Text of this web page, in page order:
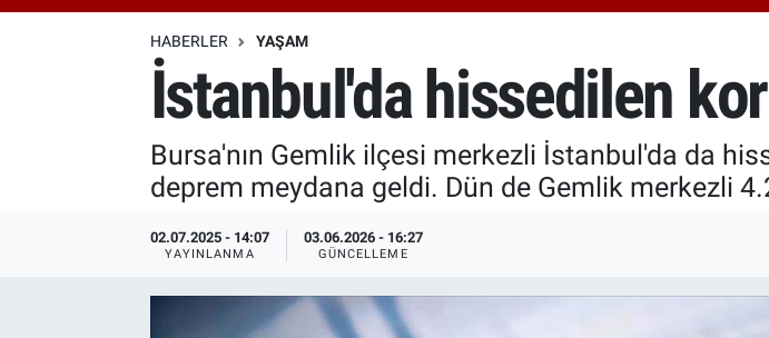
HABERLER YAŞAM
İstanbul'da hissedilen
Bursa'nın Gemlik ilçesi merkezli İstanbul'da da
deprem meydana geldi. Dün de Gemlik merkezli
02.07.2025 - 14:07
YAYINLANMA
03.06.2026 - 16:27
GÜNCELLEME
Özel Haberler
Özel Haberler
Haber Arşivi